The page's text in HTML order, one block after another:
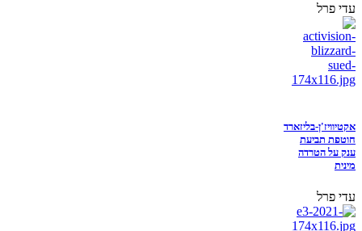
עדי פרל
אקטיוויז'ן-בליזארד
חוטפת תביעת
ענק על הטרדה
מינית
עדי פרל